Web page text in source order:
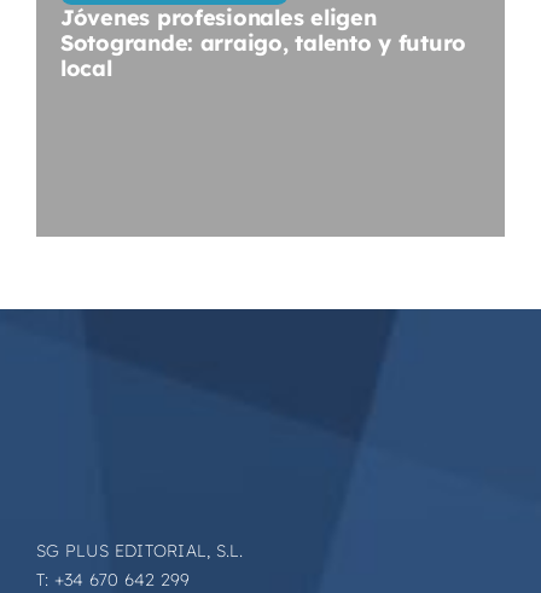
Jóvenes profesionales eligen
Sotogrande: arraigo, talento y futuro
local
SG PLUS EDITORIAL, S.L.
T: +34 670 642 299